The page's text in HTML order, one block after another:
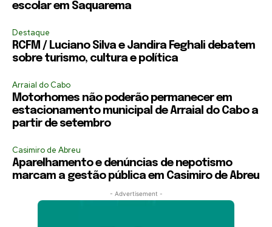
escolar em Saquarema
Destaque
RCFM / Luciano Silva e Jandira Feghali debatem
sobre turismo, cultura e política
Arraial do Cabo
Motorhomes não poderão permanecer em
estacionamento municipal de Arraial do Cabo a
partir de setembro
Casimiro de Abreu
Aparelhamento e denúncias de nepotismo
marcam a gestão pública em Casimiro de Abreu
- Advertisement -